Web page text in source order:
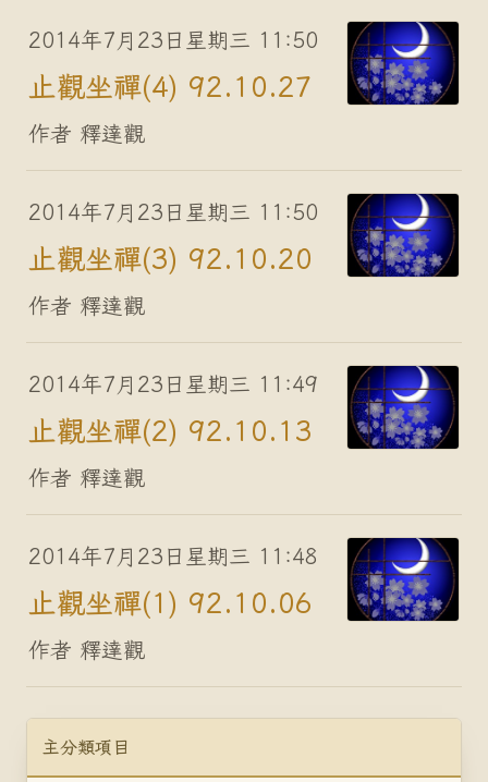
主分類項目
2014年7月23日星期三 11:50
止觀坐禪(4) 92.10.27
作者 釋達觀
2014年7月23日星期三 11:50
止觀坐禪(3) 92.10.20
作者 釋達觀
2014年7月23日星期三 11:49
止觀坐禪(2) 92.10.13
作者 釋達觀
2014年7月23日星期三 11:48
止觀坐禪(1) 92.10.06
作者 釋達觀